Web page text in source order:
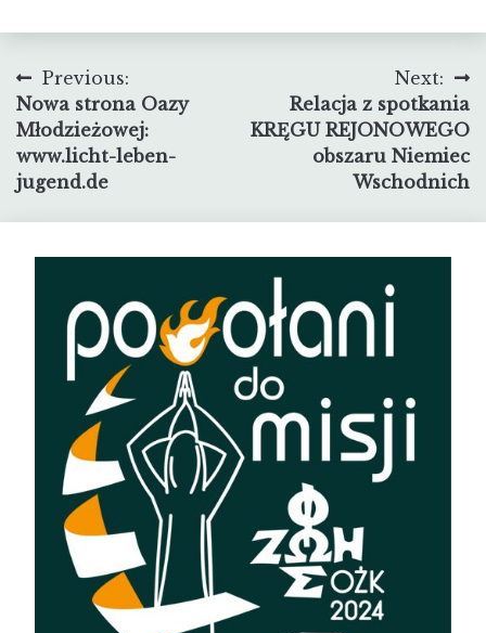
Nawigacja
wpisu
Previous:
Nowa strona Oazy
Młodzieżowej:
www.licht-leben-
jugend.de
Next:
Relacja z spotkania
KRĘGU REJONOWEGO
obszaru Niemiec
Wschodnich